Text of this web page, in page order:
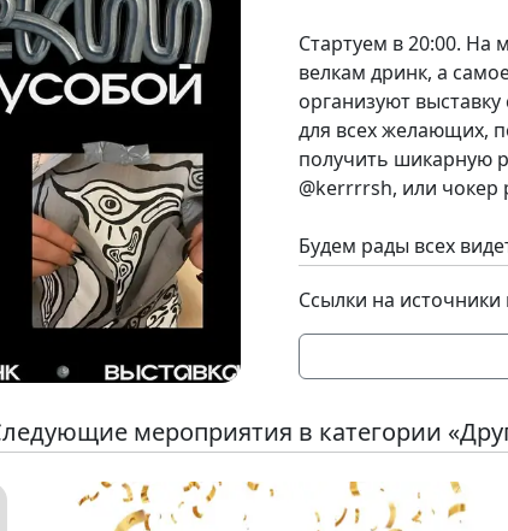
Стартуем в 20:00. На
велкам дринк, а
организуют
для всех желающих,
получить шикарную
@kerrrrsh, или чокер
Будем рады всех
Ссылки на
мероприятия в категории